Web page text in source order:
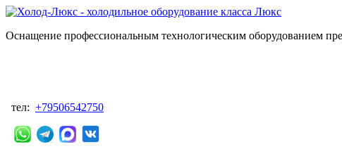
Оснащение профессиональным технологическим оборудованием
тел: +79506542750